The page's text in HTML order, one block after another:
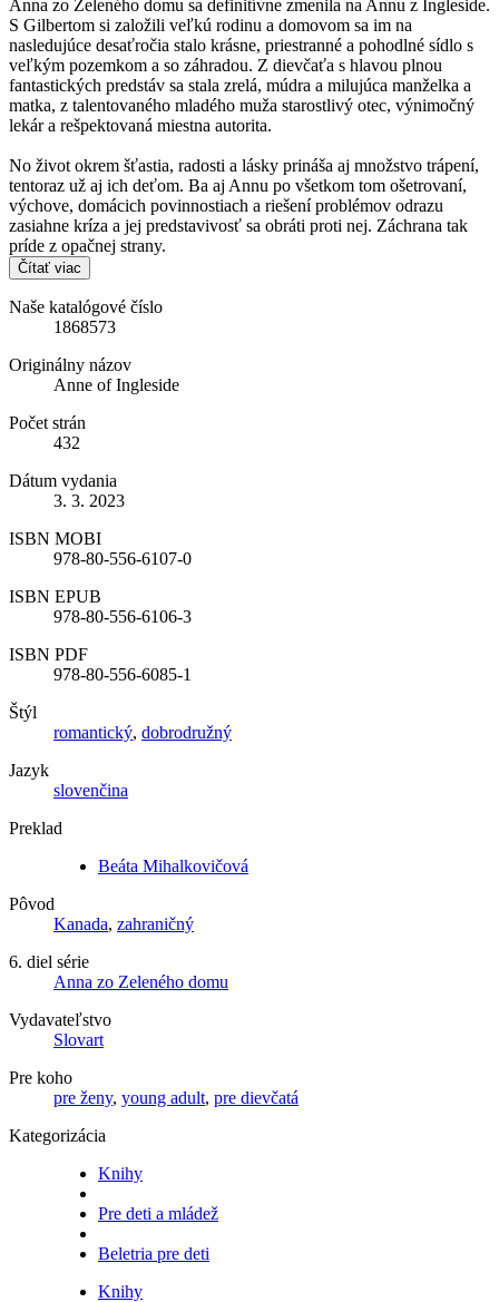
Anna zo Zeleného domu sa definitívne zmenila na Annu z Ingleside.
S Gilbertom si založili veľkú rodinu a domovom sa im na
nasledujúce desaťročia stalo krásne, priestranné a pohodlné sídlo s
veľkým pozemkom a so záhradou. Z dievčaťa s hlavou plnou
fantastických predstáv sa stala zrelá, múdra a milujúca manželka a
matka, z talentovaného mladého muža starostlivý otec, výnimočný
lekár a rešpektovaná miestna autorita.
No život okrem šťastia, radosti a lásky prináša aj množstvo trápení,
tentoraz už aj ich deťom. Ba aj Annu po všetkom tom ošetrovaní,
výchove, domácich povinnostiach a riešení problémov odrazu
zasiahne kríza a jej predstavivosť sa obráti proti nej. Záchrana tak
príde z opačnej strany.
Čítať viac
Naše katalógové číslo
1868573
Originálny názov
Anne of Ingleside
Počet strán
432
Dátum vydania
3. 3. 2023
ISBN MOBI
978-80-556-6107-0
ISBN EPUB
978-80-556-6106-3
ISBN PDF
978-80-556-6085-1
Štýl
romantický, dobrodružný
Jazyk
slovenčina
Preklad
Beáta Mihalkovičová
Pôvod
Kanada, zahraničný
6. diel série
Anna zo Zeleného domu
Vydavateľstvo
Slovart
Pre koho
pre ženy, young adult, pre dievčatá
Kategorizácia
Knihy
Pre deti a mládež
Beletria pre deti
Knihy